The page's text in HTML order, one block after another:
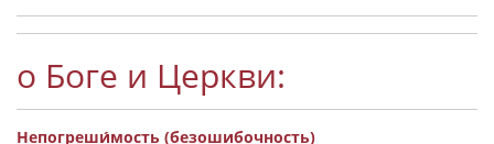
о Боге и Церкви:
Непогреши́мость (безошибочность)